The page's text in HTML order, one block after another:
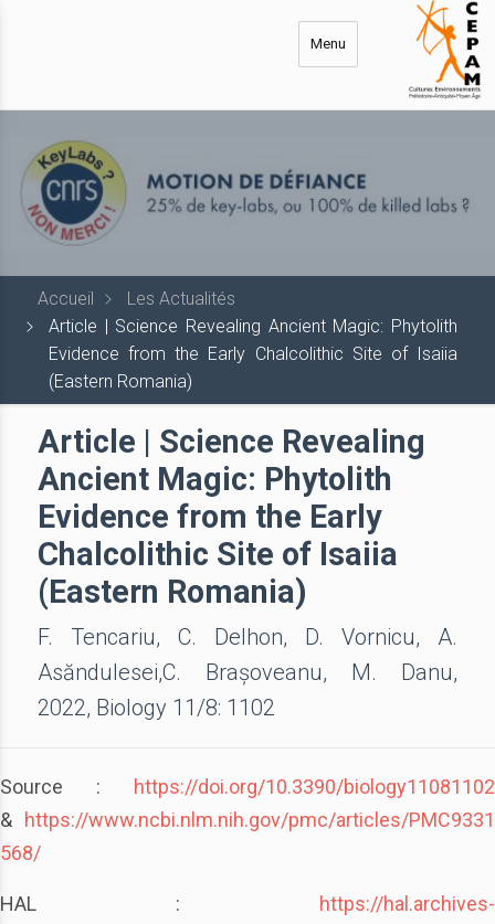
Menu
Accueil
Les Actualités
Article | Science Revealing Ancient Magic: Phytolith
Evidence from the Early Chalcolithic Site of Isaiia
(Eastern Romania)
Article | Science Revealing
Ancient Magic: Phytolith
Evidence from the Early
Chalcolithic Site of Isaiia
(Eastern Romania)
F. Tencariu, C. Delhon, D. Vornicu, A.
Asăndulesei,C. Brașoveanu, M. Danu,
2022, Biology 11/8: 1102
Source : https://doi.org/10.3390/biology11081102
& https://www.ncbi.nlm.nih.gov/pmc/articles/PMC9331
568/
HAL : https://hal.archives-